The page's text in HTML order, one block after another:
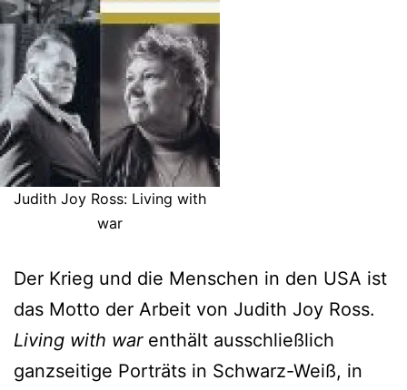
Judith Joy Ross: Living with
war
Der Krieg und die Menschen in den USA ist
das Motto der Arbeit von Judith Joy Ross.
Living with war enthält ausschließlich
ganzseitige Porträts in Schwarz-Weiß, in